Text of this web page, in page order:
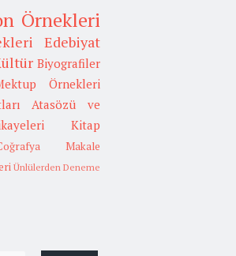
Örnekleri
Edebiyat
Biyografiler
Örnekleri
Atasözü ve
Kitap
Makale
Ünlülerden Deneme